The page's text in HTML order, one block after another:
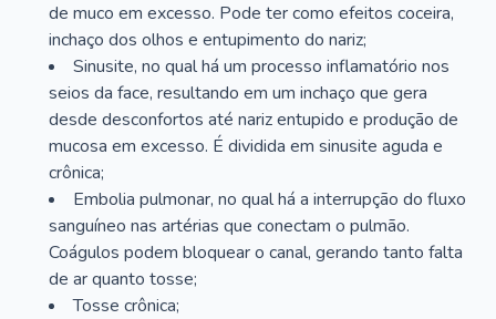
de muco em excesso. Pode ter como efeitos coceira,
inchaço dos olhos e entupimento do nariz;
Sinusite, no qual há um processo inflamatório nos
seios da face, resultando em um inchaço que gera
desde desconfortos até nariz entupido e produção de
mucosa em excesso. É dividida em sinusite aguda e
crônica;
Embolia pulmonar, no qual há a interrupção do fluxo
sanguíneo nas artérias que conectam o pulmão.
Coágulos podem bloquear o canal, gerando tanto falta
de ar quanto tosse;
Tosse crônica;